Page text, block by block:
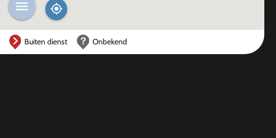
Buiten dienst Onbekend